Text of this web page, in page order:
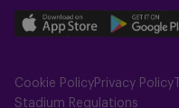
Instagram
X
(Twitter)
TikTok
Download
on
Download
on
Cookie PolicyPrivacy Policy
Stadium Regulations